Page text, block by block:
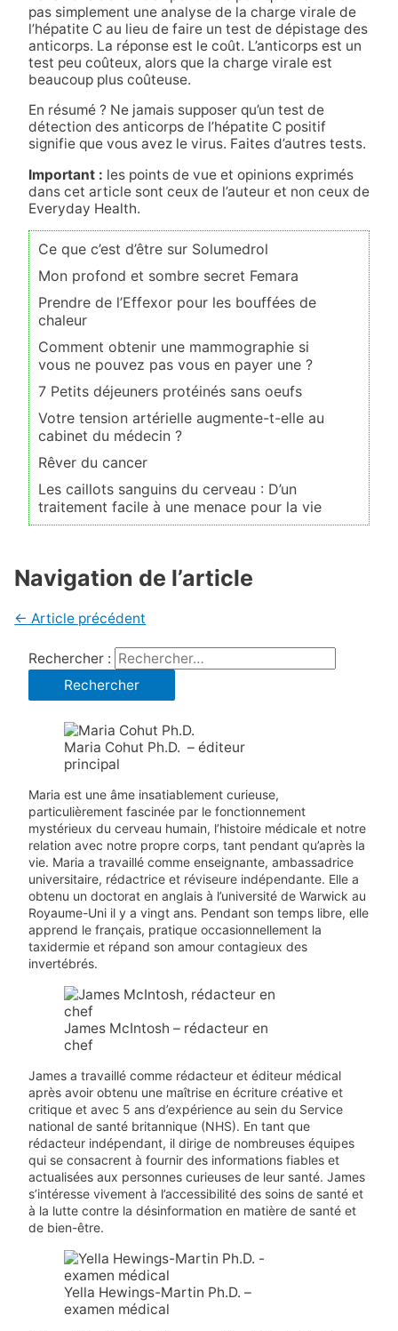
pas simplement une analyse de la charge virale de
l’hépatite C au lieu de faire un test de dépistage des
anticorps. La réponse est le coût. L’anticorps est un
test peu coûteux, alors que la charge virale est
beaucoup plus coûteuse.
En résumé ? Ne jamais supposer qu’un test de
détection des anticorps de l’hépatite C positif
signifie que vous avez le virus. Faites d’autres tests.
Important : les points de vue et opinions exprimés
dans cet article sont ceux de l’auteur et non ceux de
Everyday Health.
Ce que c’est d’être sur Solumedrol
Mon profond et sombre secret Femara
Prendre de l’Effexor pour les bouffées de
chaleur
Comment obtenir une mammographie si
vous ne pouvez pas vous en payer une ?
7 Petits déjeuners protéinés sans oeufs
Votre tension artérielle augmente-t-elle au
cabinet du médecin ?
Rêver du cancer
Les caillots sanguins du cerveau : D’un
traitement facile à une menace pour la vie
Navigation de l’article
← Article précédent
Rechercher :
Maria Cohut Ph.D. – éditeur
principal
Maria est une âme insatiablement curieuse,
particulièrement fascinée par le fonctionnement
mystérieux du cerveau humain, l’histoire médicale et notre
relation avec notre propre corps, tant pendant qu’après la
vie. Maria a travaillé comme enseignante, ambassadrice
universitaire, rédactrice et réviseure indépendante. Elle a
obtenu un doctorat en anglais à l’université de Warwick au
Royaume-Uni il y a vingt ans. Pendant son temps libre, elle
apprend le français, pratique occasionnellement la
taxidermie et répand son amour contagieux des
invertébrés.
James McIntosh – rédacteur en
chef
James a travaillé comme rédacteur et éditeur médical
après avoir obtenu une maîtrise en écriture créative et
critique et avec 5 ans d’expérience au sein du Service
national de santé britannique (NHS). En tant que
rédacteur indépendant, il dirige de nombreuses équipes
qui se consacrent à fournir des informations fiables et
actualisées aux personnes curieuses de leur santé. James
s’intéresse vivement à l’accessibilité des soins de santé et
à la lutte contre la désinformation en matière de santé et
de bien-être.
Yella Hewings-Martin Ph.D. –
examen médical